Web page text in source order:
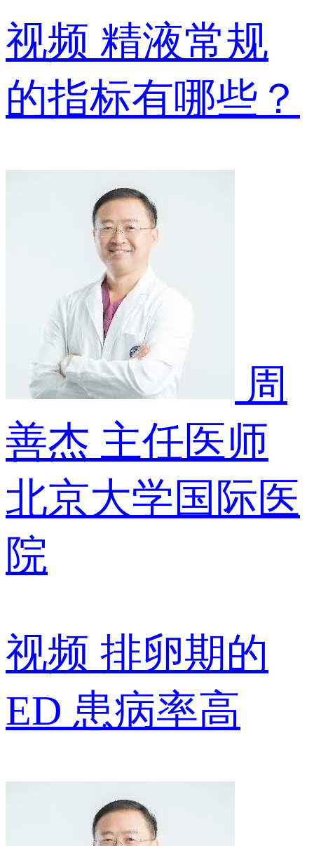
视频 精液常规
的指标有哪些？
周
善杰 主任医师
北京大学国际医
院
视频 排卵期的
ED 患病率高